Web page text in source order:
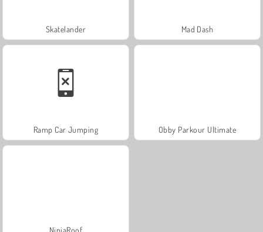
Skatelander Mad Dash
Ramp Car Jumping Obby Parkour Ultimate
NinjaRoof